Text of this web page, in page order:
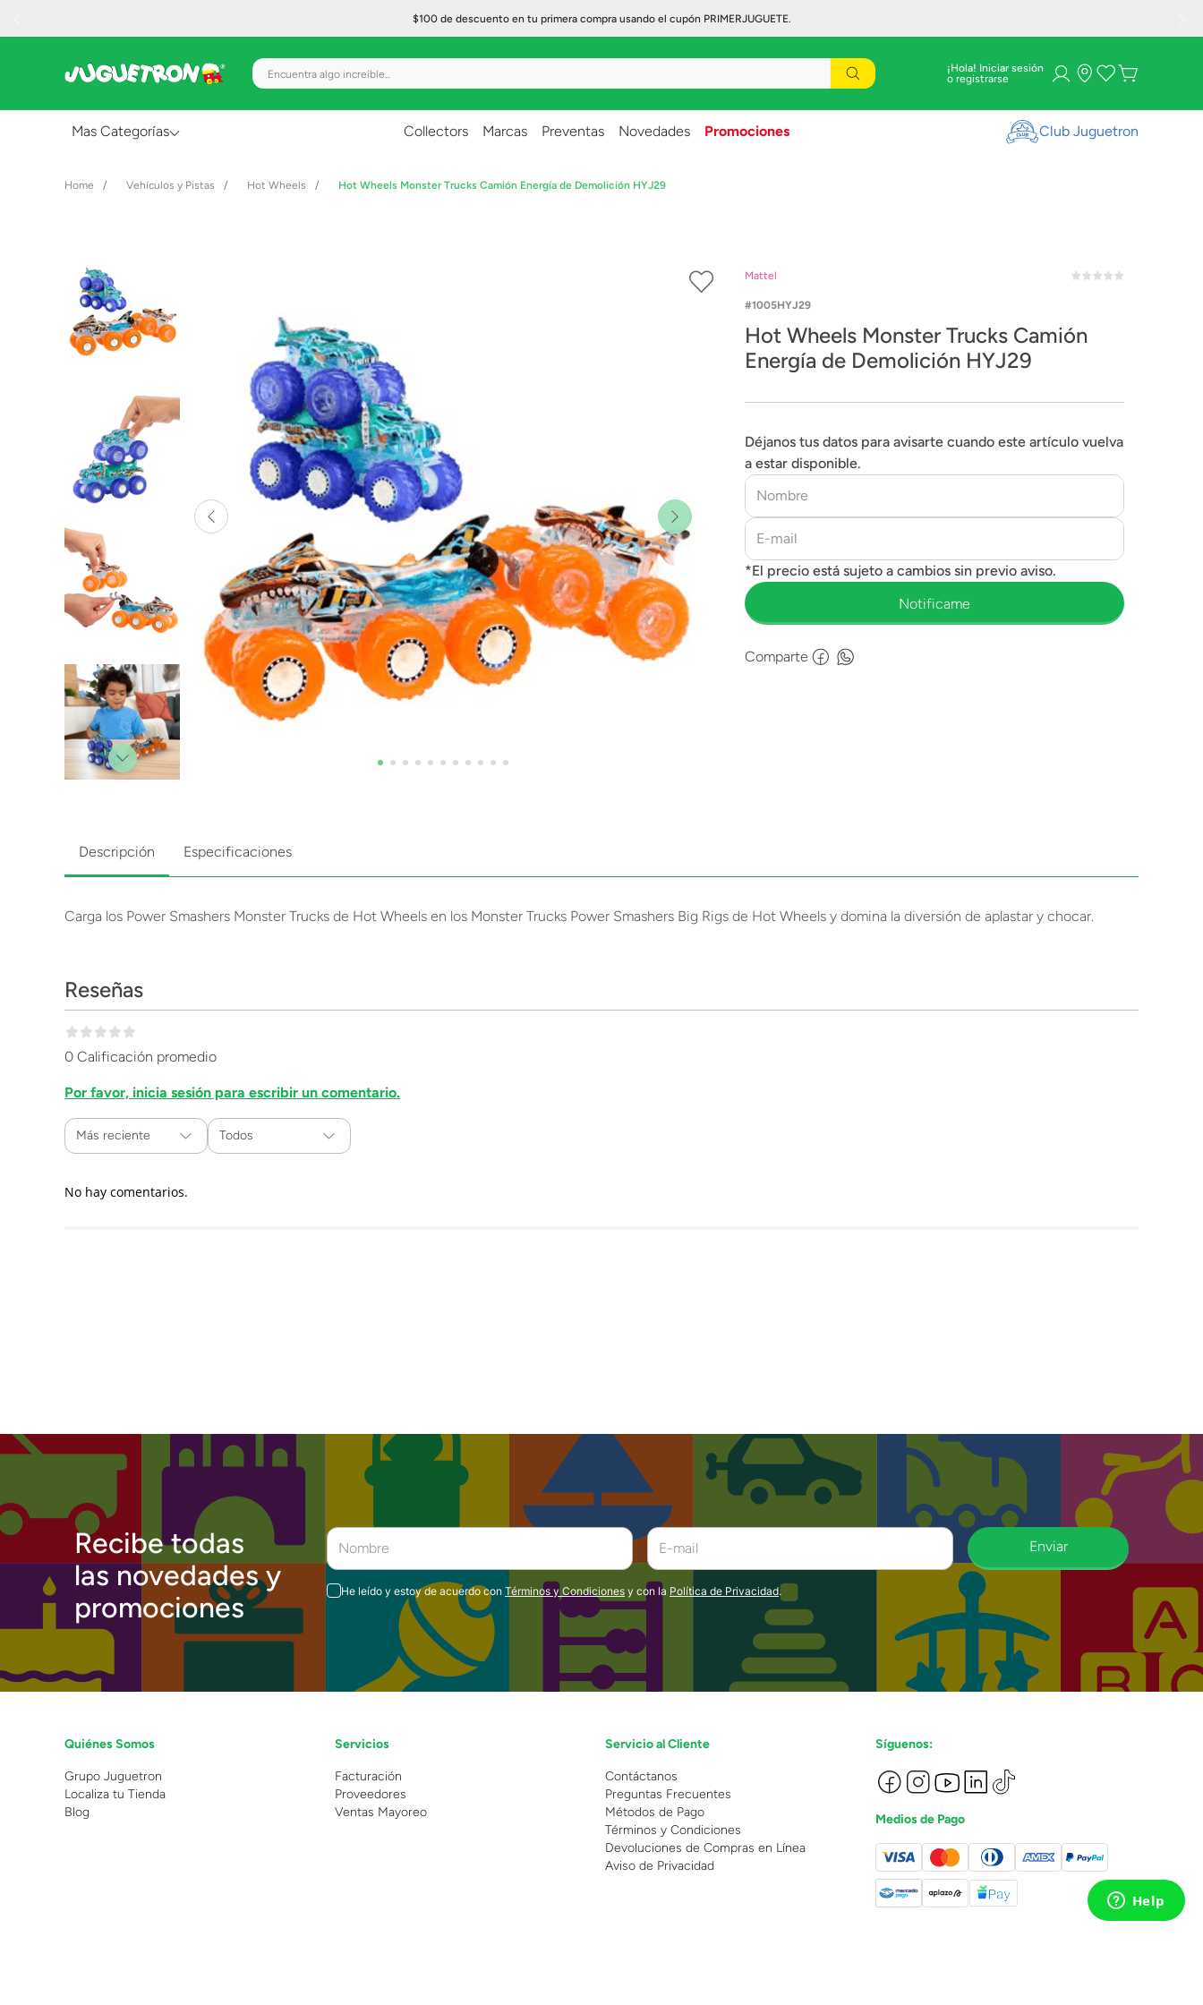
$100 de descuento en tu primera compra usando el cupón PRIMERJUGUETE.
Encuentra algo increíble... ¡Hola! Iniciar sesión
Mas Categorías
Creatividad y Arte
Figuras de Acción
Gadgets y Electrónicos
Lanzadores
Muñecas
Construcción
Vehículos y Pistas
Collectors Marcas Preventas Novedades Promociones Club Juguetron
Vehículos y Pistas Hot Wheels Hot Wheels Monster Trucks Camión Energía de Demolición HYJ29
Mattel
1005HYJ29
Hot Wheels Monster Trucks Camión
Energía de Demolición HYJ29
Déjanos tus datos para avisarte cuando este artículo vuelva
a estar disponible.
Comparte
Descripción Especificaciones
Carga los Power Smashers Monster Trucks de Hot Wheels en los Monster Trucks Power Smashers Big Rigs de Hot Wheels y domina la diversión de aplastar y chocar.
Reseñas
0 Calificación promedio
Por favor, inicia sesión para escribir un comentario.
Más reciente Todos
No hay comentarios.
Recibe todas
las novedades y
promociones
Enviar
He leído y estoy de acuerdo con Términos y Condiciones y con la Política de Privacidad.
Quiénes Somos
Grupo Juguetron
Localiza tu Tienda
Blog
Servicios
Facturación
Proveedores
Ventas Mayoreo
Servicio al Cliente
Contáctanos
Preguntas Frecuentes
Métodos de Pago
Términos y Condiciones
Devoluciones de Compras en Línea
Aviso de Privacidad
Síguenos:
Medios de Pago